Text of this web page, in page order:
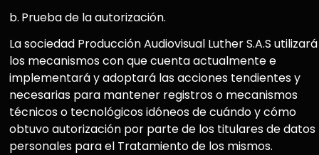
b. Prueba de la autorización.
La sociedad Producción Audiovisual Luther S.A.S utilizará
los mecanismos con que cuenta actualmente e
implementará y adoptará las acciones tendientes y
necesarias para mantener registros o mecanismos
técnicos o tecnológicos idóneos de cuándo y cómo
obtuvo autorización por parte de los titulares de datos
personales para el Tratamiento de los mismos.